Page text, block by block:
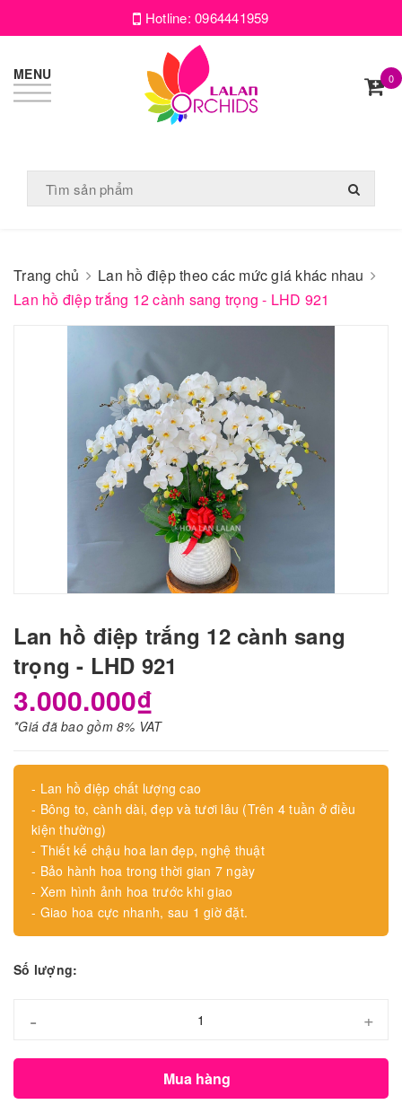
Hotline:0964441959
MENU 0
Trang chủ
Lan hồ điệp theo các mức giá khác nhau
Lan hồ điệp trắng 12 cành sang trọng - LHD 921
Lan hồ điệp trắng 12 cành sang
trọng - LHD 921
3.000.000₫
*Giá đã bao gồm 8% VAT
- Lan hồ điệp chất lượng cao
- Bông to, cành dài, đẹp và tươi lâu (Trên 4 tuần ở điều
kiện thường)
- Thiết kế chậu hoa lan đẹp, nghệ thuật
- Bảo hành hoa trong thời gian 7 ngày
- Xem hình ảnh hoa trước khi giao
- Giao hoa cực nhanh, sau 1 giờ đặt.
Số lượng:
- +
Mua hàng